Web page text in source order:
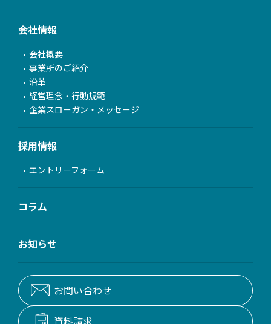
会社情報
会社概要
事業所のご紹介
沿革
経営理念・行動規範
企業スローガン・メッセージ
採用情報
エントリーフォーム
コラム
お知らせ
お問い合わせ
資料請求